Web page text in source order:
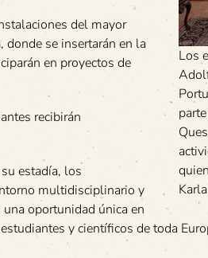
Los
del mayor
donde se insertarán en la
en proyectos de
recibirán
estadía, los
multidisciplinario y
oportunidad única en
y científicos de toda